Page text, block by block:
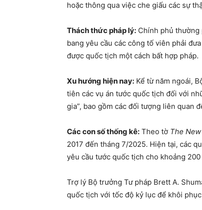
hoặc thông qua việc che giấu các sự
Thách thức pháp lý: Chính phủ thường
bang yêu cầu các công tố viên phải
được quốc tịch một cách bất hợp pháp.
Xu hướng hiện nay: Kể từ năm ngoái,
tiên các vụ án tước quốc tịch đối với
gia”, bao gồm các đối tượng liên quan
Các con số thống kê: Theo tờ The
2017 đến tháng 7/2025. Hiện tại, các
yêu cầu tước quốc tịch cho khoảng
Trợ lý Bộ trưởng Tư pháp Brett A.
quốc tịch với tốc độ kỷ lục để khôi